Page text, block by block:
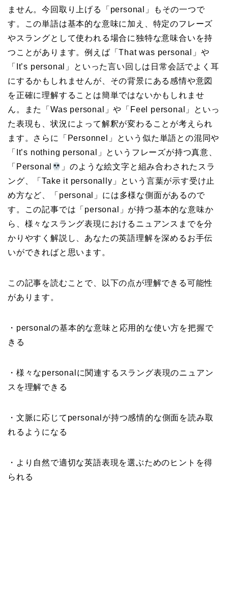
ません。今回取り上げる「personal」もその一つで
す。この単語は基本的な意味に加え、特定のフレーズ
やスラングとして使われる場合に独特な意味合いを持
つことがあります。例えば「That was personal」や
「It’s personal」といった言い回しは日常会話でよく耳
にするかもしれませんが、その背景にある感情や意図
を正確に理解することは簡単ではないかもしれませ
ん。また「Was personal」や「Feel personal」といっ
た表現も、状況によって解釈が変わることが考えられ
ます。さらに「Personnel」という似た単語との混同や
「It’s nothing personal」というフレーズが持つ真意、
「Personal
」のような絵文字と組み合わされたスラ
ング、「Take it personally」という言葉が示す受け止
め方など、「personal」には多様な側面があるので
す。この記事では「personal」が持つ基本的な意味か
ら、様々なスラング表現におけるニュアンスまでを分
かりやすく解説し、あなたの英語理解を深めるお手伝
いができればと思います。
この記事を読むことで、以下の点が理解できる可能性
があります。
・personalの基本的な意味と応用的な使い方を把握で
きる
・様々なpersonalに関連するスラング表現のニュアン
スを理解できる
・文脈に応じてpersonalが持つ感情的な側面を読み取
れるようになる
・より自然で適切な英語表現を選ぶためのヒントを得
られる